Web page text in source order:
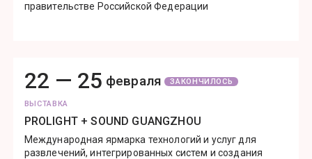
правительстве Российской Федерации
22 — 25 февраля ЗАКОНЧИЛОСЬ
ВЫСТАВКА
PROLIGHT + SOUND GUANGZHOU
Международная ярмарка технологий и услуг для
развлечений, интегрированных систем и создания